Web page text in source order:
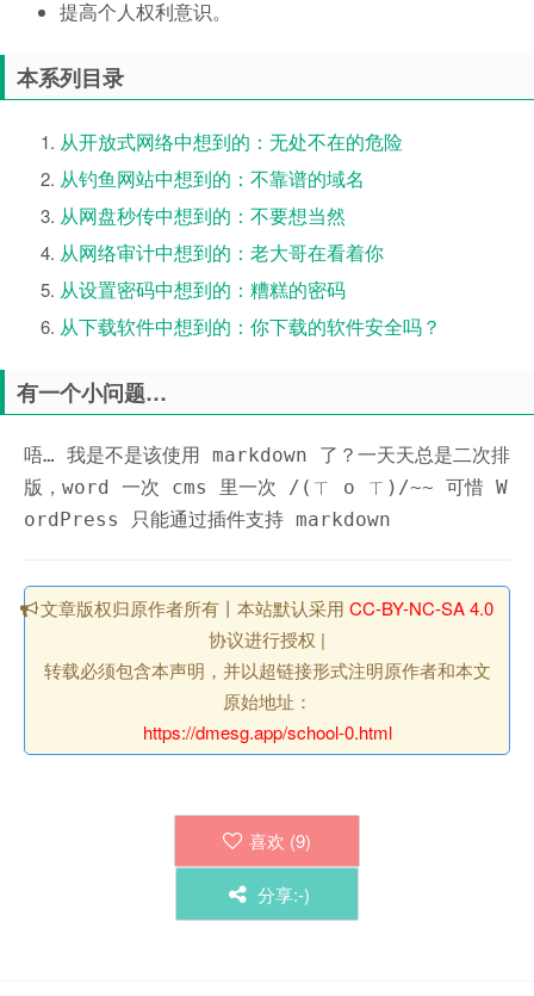
提高个人权利意识。
本系列目录
从开放式网络中想到的：无处不在的危险
从钓鱼网站中想到的：不靠谱的域名
从网盘秒传中想到的：不要想当然
从网络审计中想到的：老大哥在看着你
从设置密码中想到的：糟糕的密码
从下载软件中想到的：你下载的软件安全吗？
有一个小问题…
唔… 我是不是该使用 markdown 了？一天天总是二次排
版，word 一次 cms 里一次 /(ㄒ o ㄒ)/~~ 可惜 W
ordPress 只能通过插件支持 markdown
文章版权归原作者所有丨本站默认采用 CC-BY-NC-SA 4.0
协议进行授权 |
转载必须包含本声明，并以超链接形式注明原作者和本文
原始地址：
https://dmesg.app/school-0.html
喜欢 (9)
分享:-)